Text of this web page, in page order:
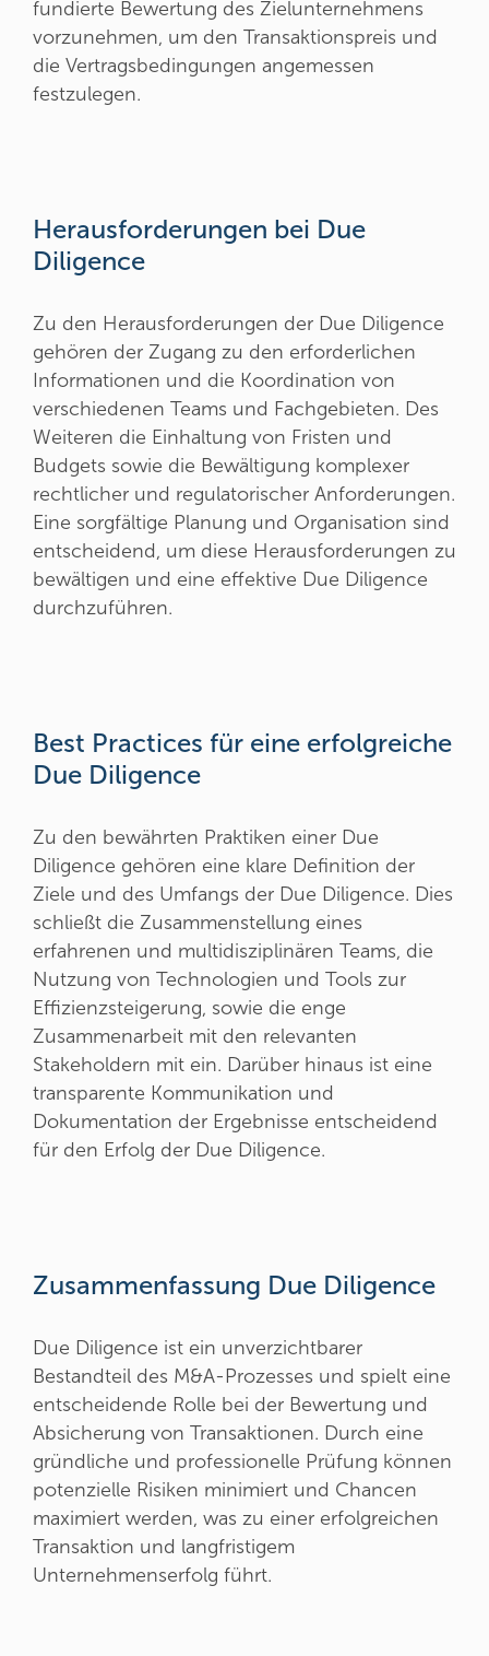
fundierte Bewertung des Zielunternehmens
vorzunehmen, um den Transaktionspreis und
die Vertragsbedingungen angemessen
festzulegen.
Herausforderungen bei Due
Diligence
Zu den Herausforderungen der Due Diligence
gehören der Zugang zu den erforderlichen
Informationen und die Koordination von
verschiedenen Teams und Fachgebieten. Des
Weiteren die Einhaltung von Fristen und
Budgets sowie die Bewältigung komplexer
rechtlicher und regulatorischer Anforderungen.
Eine sorgfältige Planung und Organisation sind
entscheidend, um diese Herausforderungen zu
bewältigen und eine effektive Due Diligence
durchzuführen.
Best Practices für eine erfolgreiche
Due Diligence
Zu den bewährten Praktiken einer Due
Diligence gehören eine klare Definition der
Ziele und des Umfangs der Due Diligence. Dies
schließt die Zusammenstellung eines
erfahrenen und multidisziplinären Teams, die
Nutzung von Technologien und Tools zur
Effizienzsteigerung, sowie die enge
Zusammenarbeit mit den relevanten
Stakeholdern mit ein. Darüber hinaus ist eine
transparente Kommunikation und
Dokumentation der Ergebnisse entscheidend
für den Erfolg der Due Diligence.
Zusammenfassung Due Diligence
Due Diligence ist ein unverzichtbarer
Bestandteil des M&A-Prozesses und spielt eine
entscheidende Rolle bei der Bewertung und
Absicherung von Transaktionen. Durch eine
gründliche und professionelle Prüfung können
potenzielle Risiken minimiert und Chancen
maximiert werden, was zu einer erfolgreichen
Transaktion und langfristigem
Unternehmenserfolg führt.